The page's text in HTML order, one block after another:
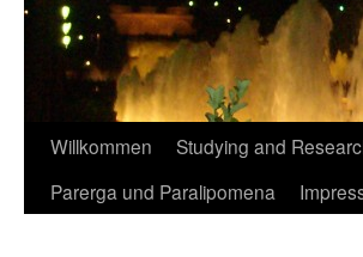
Skip
Willkommen Studying and
Parerga und Paralipomena